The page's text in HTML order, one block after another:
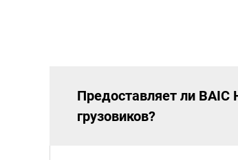
Предоставляет ли
грузовиков?